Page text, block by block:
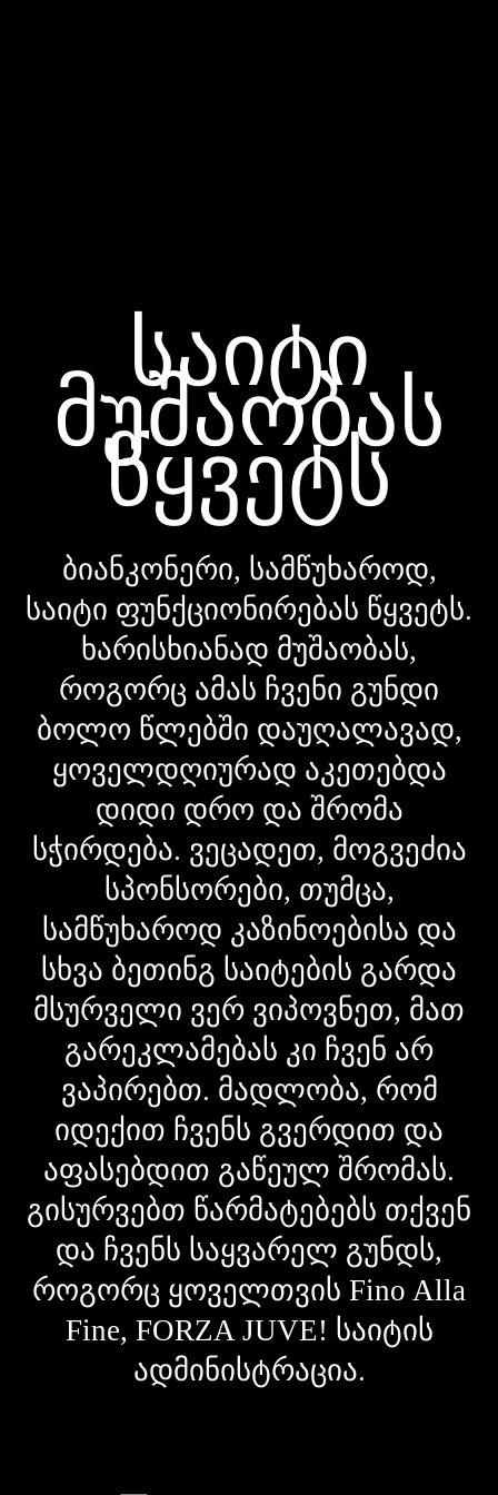
საიტი
მუშაობას
წყვეტს
ბიანკონერი, სამწუხაროდ,
საიტი ფუნქციონირებას წყვეტს.
ხარისხიანად მუშაობას,
როგორც ამას ჩვენი გუნდი
ბოლო წლებში დაუღალავად,
ყოველდღიურად აკეთებდა
დიდი დრო და შრომა
სჭირდება. ვეცადეთ, მოგვეძია
სპონსორები, თუმცა,
სამწუხაროდ კაზინოებისა და
სხვა ბეთინგ საიტების გარდა
მსურველი ვერ ვიპოვნეთ, მათ
გარეკლამებას კი ჩვენ არ
ვაპირებთ. მადლობა, რომ
იდექით ჩვენს გვერდით და
აფასებდით გაწეულ შრომას.
გისურვებთ წარმატებებს თქვენ
და ჩვენს საყვარელ გუნდს,
როგორც ყოველთვის Fino Alla
Fine, FORZA JUVE! საიტის
ადმინისტრაცია.